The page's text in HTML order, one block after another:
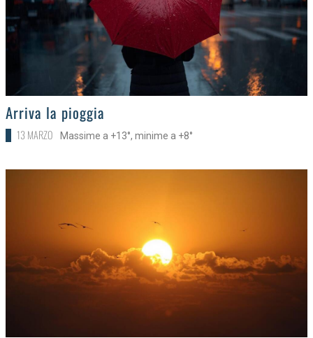
>
Arriva la pioggia
13 MARZO Massime a +13°, minime a +8°